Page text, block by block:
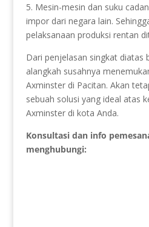
5. Mesin-mesin dan suku
impor dari negara lain.
pelaksanaan produksi rentan
Dari penjelasan singkat diatas
alangkah susahnya
Axminster di Pacitan. Akan
sebuah solusi yang ideal atas
Axminster di kota Anda.
Konsultasi dan info
menghubungi: